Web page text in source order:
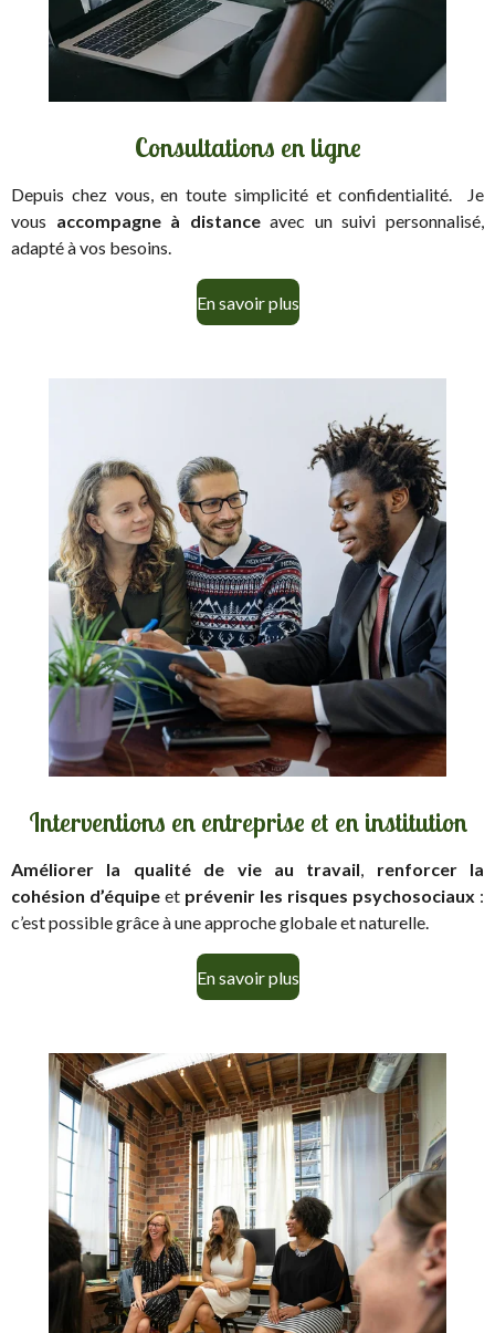
Consultations en ligne
Depuis chez vous, en toute simplicité et confidentialité.
Je
vous accompagne à distanceavec un suivi personnalisé,
adapté à vos besoins.
En savoir plus
Interventions en entreprise et en institution
Améliorer la qualité de vie au travail, renforcer la
cohésion d’équipe et prévenir les risques psychosociaux :
c’est possible grâce à une approche globale et naturelle.
En savoir plus